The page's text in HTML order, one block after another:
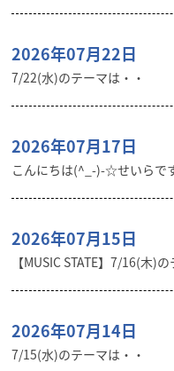
2026年07月22日
7/22(水)のテーマは・・
2026年07月17日
こんにちは(^_-)-☆せいら
2026年07月15日
【MUSIC STATE】7/16(木)
2026年07月14日
7/15(水)のテーマは・・